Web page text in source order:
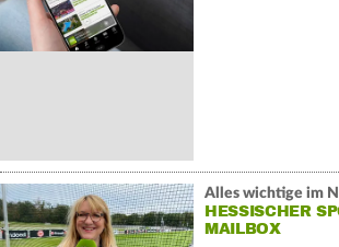
Alles wichtige im
HESSISCHER
MAILBOX